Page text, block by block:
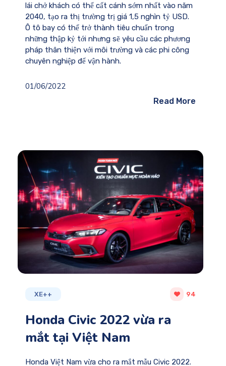
lái chở khách có thể cất cánh sớm nhất vào năm
2040, tạo ra thị trường trị giá 1,5 nghìn tỷ USD.
Ô tô bay có thể trở thành tiêu chuẩn trong
những thập kỷ tới nhưng sẽ yêu cầu các phương
pháp thân thiện với môi trường và các phi công
chuyên nghiệp để vận hành.
01/06/2022
Read More
XE++ 94
Honda Civic 2022 vừa ra
mắt tại Việt Nam
Honda Việt Nam vừa cho ra mắt mẫu Civic 2022.